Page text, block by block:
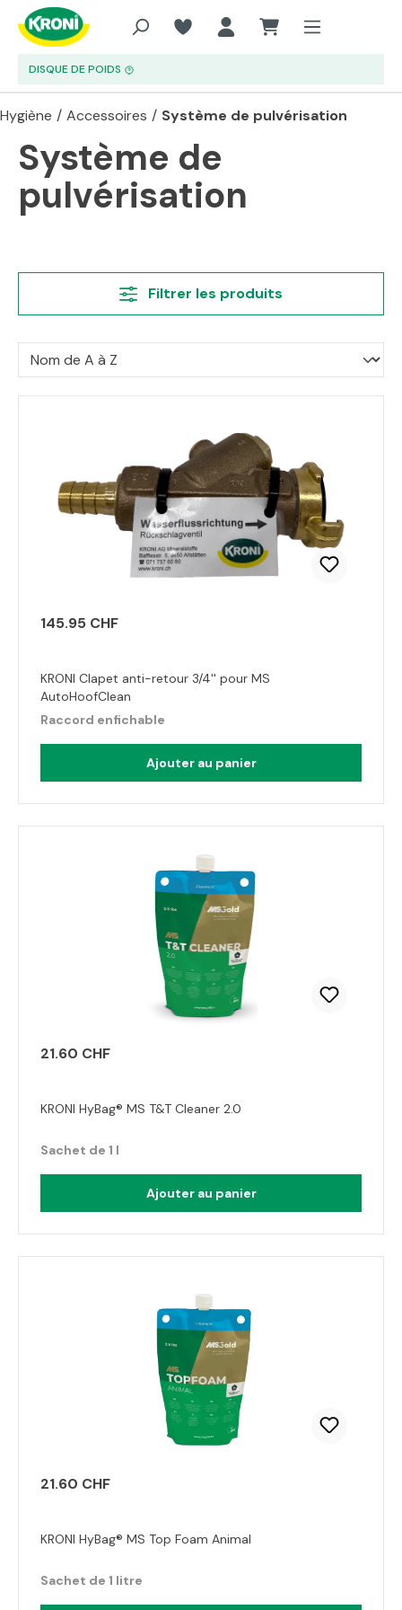
Aller au contenu principal
DISQUE DE POIDS
Hygiène / Accessoires / Système de pulvérisation
Système de
pulvérisation
Filtrer les produits
145.95 CHF
KRONI Clapet anti-retour 3/4'' pour MS
AutoHoofClean
Raccord enfichable
Ajouter au panier
21.60 CHF
KRONI HyBag® MS T&T Cleaner 2.0
Sachet de 1 l
Ajouter au panier
21.60 CHF
KRONI HyBag® MS Top Foam Animal
Sachet de 1 litre